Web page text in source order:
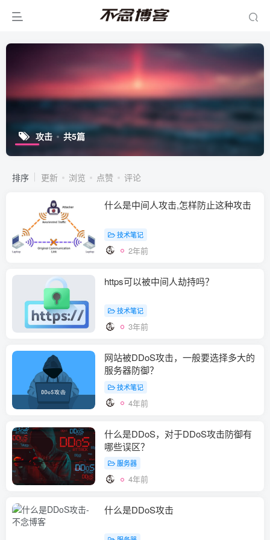
攻击 共5篇
排序 更新 浏览 点赞 评论
什么是中间人攻击,怎样防止这种攻击
技术笔记
2年前
https可以被中间人劫持吗？
技术笔记
3年前
网站被DDoS攻击，一般要选择多大的
服务器防御？
技术笔记
4年前
什么是DDoS，对于DDoS攻击防御有
哪些误区？
服务器
4年前
什么是DDoS攻击